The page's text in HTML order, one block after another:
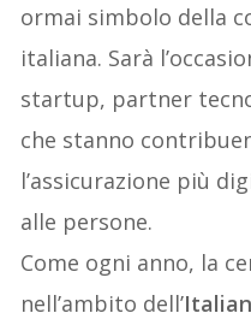
ormai simbolo della
italiana. Sarà
startup, partner
che stanno
l’assicurazione più
alle persone.
Come ogni anno, la
nell’ambito dell’